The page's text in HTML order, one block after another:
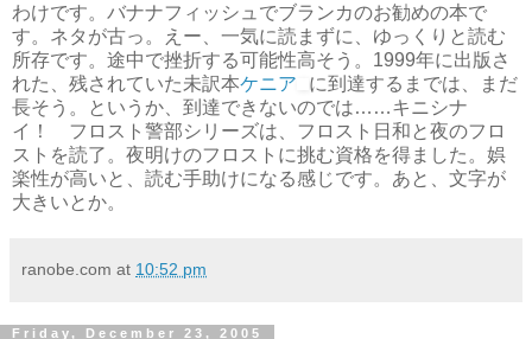
わけです。バナナフィッシュでブランカのお勧めの本で
す。ネタが古っ。えー、一気に読まずに、ゆっくりと読む
所存です。途中で挫折する可能性高そう。1999年に出版さ
れた、残されていた未訳本ケニア
に到達するまでは、まだ
長そう。というか、到達できないのでは……キニシナ
イ！ フロスト警部シリーズは、フロスト日和と夜のフロ
ストを読了。夜明けのフロストに挑む資格を得ました。娯
楽性が高いと、読む手助けになる感じです。あと、文字が
大きいとか。
ranobe.com at 10:52 pm
Friday, December 23, 2005